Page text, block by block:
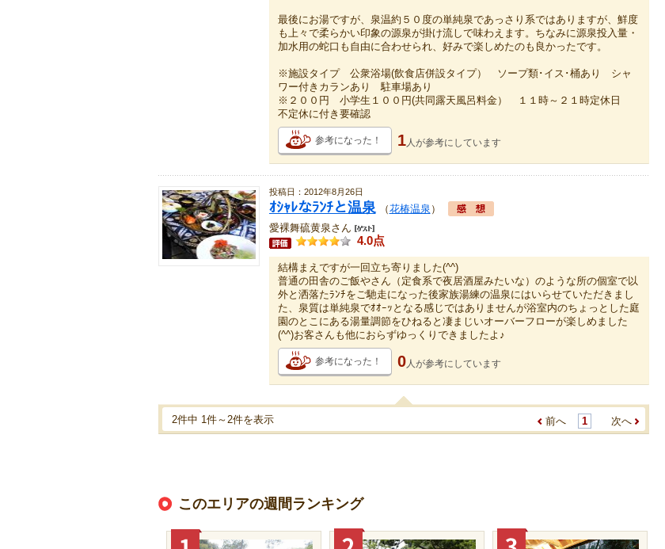
最後にお湯ですが、泉温約５０度の単純泉であっさり系ではありますが、鮮度
も上々で柔らかい印象の源泉が掛け流しで味わえます。ちなみに源泉投入量・
加水用の蛇口も自由に合わせられ、好みで楽しめたのも良かったです。
※施設タイプ 公衆浴場(飲食店併設タイプ） ソープ類･イス･桶あり シャ
ワー付きカランあり 駐車場あり
※２００円 小学生１００円(共同露天風呂料金） １１時～２１時定休日
不定休に付き要確認
参考になった！ 1人が参考にしています
投稿日：2012年8月26日
ｵｼｬﾚなﾗﾝﾁと温泉（花椿温泉 ）
愛裸舞硫黄泉さん
4.0点
結構まえですが一回立ち寄りました(^^)
普通の田舎のご飯やさん（定食系で夜居酒屋みたいな）のような所の個室で以
外と洒落たﾗﾝﾁをご馳走になった後家族湯練の温泉にはいらせていただきまし
た、泉質は単純泉でｵｵｰｯとなる感じではありませんが浴室内のちょっとした庭
園のとこにある湯量調節をひねると凄まじいオーバーフローが楽しめました
(^^)お客さんも他におらずゆっくりできましたよ♪
参考になった！ 0人が参考にしています
2件中 1件～2件を表示 前へ 1 次へ
このエリアの週間ランキング